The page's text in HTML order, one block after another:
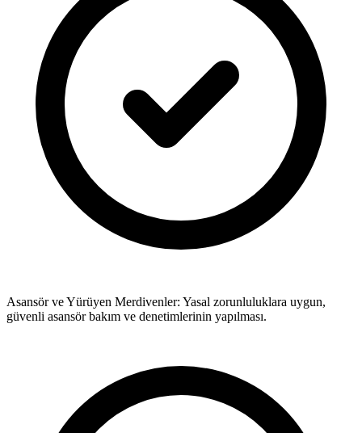
Asansör ve Yürüyen Merdivenler: Yasal zorunluluklara uygun,
güvenli asansör bakım ve denetimlerinin yapılması.